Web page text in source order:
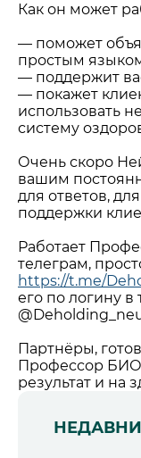
Как он может
— поможет
простым
— поддержит
— покажет
использовать
систему
Очень скоро
вашим
для ответов,
поддержки
Работает
телеграм,
https://t.me/
его по логину в
Партнёры,
Профессор БИО
результат и на